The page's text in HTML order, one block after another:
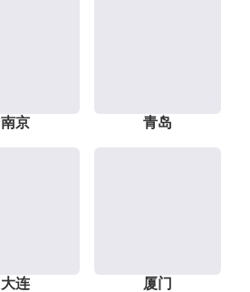
南京 青岛
大连 厦门